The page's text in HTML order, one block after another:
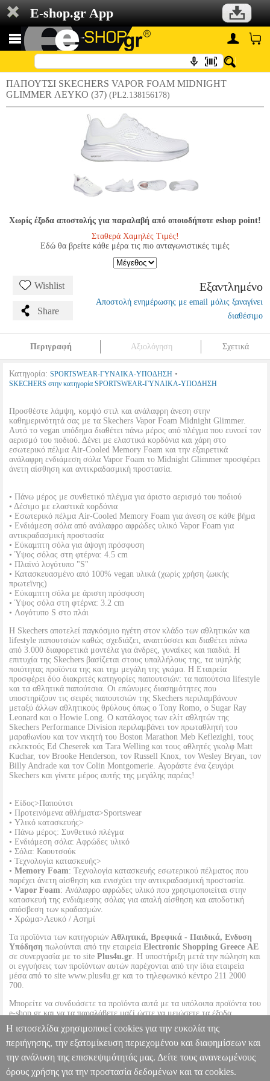
E-shop.gr App
ΠΑΠΟΥΤΣΙ SKECHERS VAPOR FOAM MIDNIGHT
GLIMMER ΛΕΥΚΟ (37) (PL2.138156178)
Χωρίς έξοδα αποστολής για παραλαβή από οποιοδήποτε eshop point!
Σταθερά Χαμηλές Τιμές!
Εδώ θα βρείτε κάθε μέρα τις πιο ανταγωνιστικές τιμές
Wishlist
Share
Εξαντλημένο
Αποστολή ενημέρωσης με email μόλις ξαναγίνει
διαθέσιμο
Περιγραφή Αξιολόγηση Σχετικά
Κατηγορία: SPORTSWEAR-ΓΥΝΑΙΚΑ-ΥΠΟΔΗΣΗ •
SKECHERS στην κατηγορία SPORTSWEAR-ΓΥΝΑΙΚΑ-ΥΠΟΔΗΣΗ
Προσθέστε λάμψη, κομψό στιλ και ανάλαφρη άνεση στην
καθημερινότητά σας με τα Skechers Vapor Foam Midnight Glimmer.
Αυτό το vegan υπόδημα διαθέτει πάνω μέρος από πλέγμα που ευνοεί τον
αερισμό του ποδιού. Δένει με ελαστικά κορδόνια και χάρη στο
εσωτερικό πέλμα Air-Cooled Memory Foam και την εξαιρετικά
ανάλαφρη ενδιάμεση σόλα Vapor Foam το Midnight Glimmer προσφέρει
άνετη αίσθηση και αντικραδασμική προστασία.
• Πάνω μέρος με συνθετικό πλέγμα για άριστο αερισμό του ποδιού
• Δέσιμο με ελαστικά κορδόνια
• Εσωτερικό πέλμα Air-Cooled Memory Foam για άνεση σε κάθε βήμα
• Ενδιάμεση σόλα από ανάλαφρο αφρώδες υλικό Vapor Foam για
αντικραδασμική προστασία
• Εύκαμπτη σόλα για άψογη πρόσφυση
• Ύψος σόλας στη φτέρνα: 4.5 cm
• Πλαϊνό λογότυπο "S"
• Κατασκευασμένο από 100% vegan υλικά (χωρίς χρήση ζωικής
πρωτεϊνης)
• Εύκαμπτη σόλα με άριστη πρόσφυση
• Ύψος σόλα στη φτέρνα: 3.2 cm
• Λογότυπο S στο πλάι
Η Skechers αποτελεί παγκόσμιο ηγέτη στον κλάδο των αθλητικών και
lifestyle παπουτσιών καθώς σχεδιάζει, αναπτύσσει και διαθέτει πάνω
από 3.000 διαφορετικά μοντέλα για άνδρες, γυναίκες και παιδιά. Η
επιτυχία της Skechers βασίζεται στους υπαλλήλους της, τα υψηλής
ποιότητας προϊόντα της και τημ μεγάλη της γκάμα. Η Εταιρεία
προσφέρει δύο διακριτές κατηγορίες παπουτσιών: τα παπούτσια lifestyle
και τα αθλητικά παπούτσια. Οι επώνυμες διασημότητες που
υποστηρίζουν τις σειρές παπουτσιών της Skechers περιλαμβάνουν
μεταξύ άλλων αθλητικούς θρύλους όπως ο Tony Romo, ο Sugar Ray
Leonard και ο Howie Long. Ο κατάλογος των ελίτ αθλητών της
Skechers Performance Division περιλαμβάνει τον πρωταθλητή του
μαραθωνίου και τον νικητή του Boston Marathon Meb Keflezighi, τους
εκλεκτούς Ed Cheserek και Tara Welling και τους αθλητές γκολφ Matt
Kuchar, τον Brooke Henderson, τον Russell Knox, τον Wesley Bryan, τον
Billy Andrade και τον Colin Montgomerie. Αγοράστε ένα ζευγάρι
Skechers και γίνετε μέρος αυτής της μεγάλης παρέας!
• Είδος>Παπούτσι
• Προτεινόμενα αθλήματα>Sportswear
• Υλικό κατασκευής>
• Πάνω μέρος: Συνθετικό πλέγμα
• Ενδιάμεση σόλα: Αφρώδες υλικό
• Σόλα: Καουτσούκ
• Τεχνολογία κατασκευής>
• Memory Foam: Τεχνολογία κατασκευής εσωτερικού πέλματος που
παρέχει άνετη αίσθηση και ενισχύει την αντικραδασμική προστασία.
• Vapor Foam: Ανάλαφρο αφρώδες υλικό που χρησιμοποιείται στην
κατασκευή της ενδιάμεσης σόλας για απαλή αίσθηση και αποδοτική
απόσβεση των κραδασμών.
• Χρώμα>Λευκό / Ασημί
Τα προϊόντα των κατηγοριών Αθλητικά, Βρεφικά - Παιδικά, Ενδυση
Υπόδηση πωλούνται από την εταιρεία Electronic Shopping Greece ΑΕ
σε συνεργασία με το site Plus4u.gr. Η υποστήριξη μετά την πώληση και
οι εγγυήσεις των προϊόντων αυτών παρέχονται από την ίδια εταιρεία
μέσα από το site www.plus4u.gr και το τηλεφωνικό κέντρο 211 2000
700.
Μπορείτε να συνδυάσετε τα προϊόντα αυτά με τα υπόλοιπα προϊόντα του
e-shop.gr και να τα παραλάβετε μαζί ώστε να μειώσετε τα έξοδα
αποστολής. Μπορείτε επίσης να παραλάβετε από οποιοδήποτε eshop
point με μηδενικά έξοδα αποστολής ανεξαρτήτως ύψους παραγγελίας!
ΠΑΠΟΥΤΣΙ SKECHERS VAPOR FOAM MIDNIGHT GLIMMER
ΛΕΥΚΟ (37) PL2.138156178 PL2.138156178 SKECHERS
Η ιστοσελίδα χρησιμοποιεί cookies για την ευκολία της
περιήγησης, την εξατομίκευση περιεχομένου και διαφημίσεων και
την ανάλυση της επισκεψιμότητάς μας. Δείτε τους ανανεωμένους
όρους χρήσης για την προστασία δεδομένων και τα cookies.